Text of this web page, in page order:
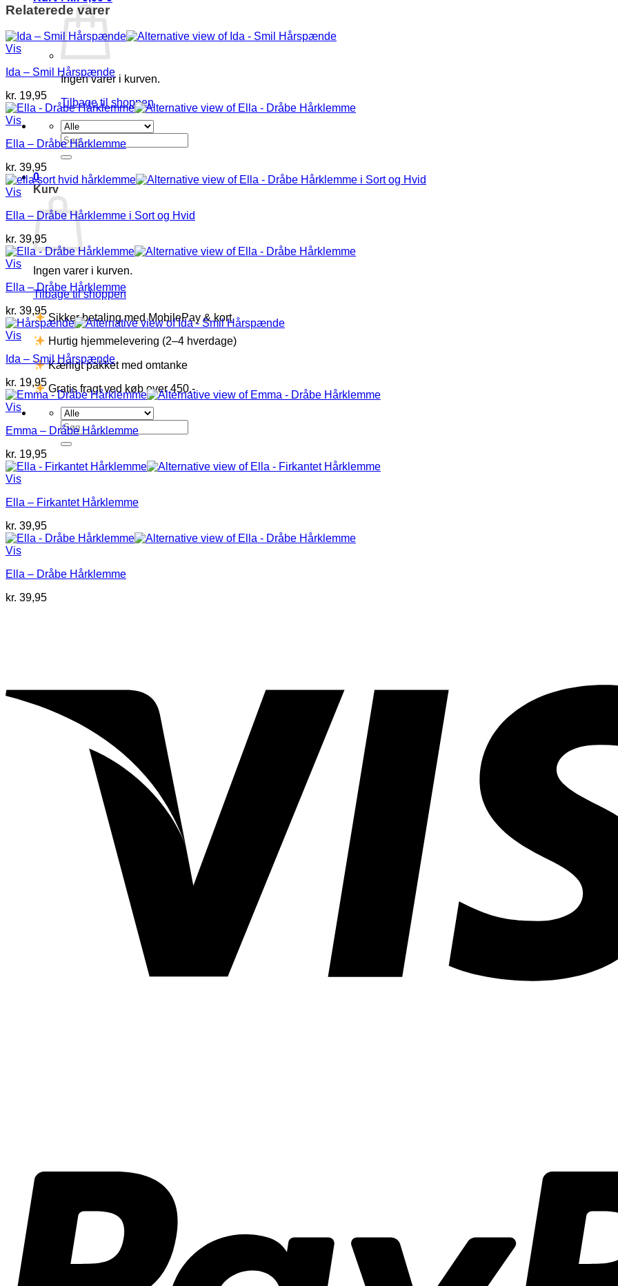
Ingen varer i kurven.
Tilbage til shoppen
Søg
efter:
0
Kurv
Ingen varer i kurven.
Tilbage til shoppen
Sikker betaling med MobilePay & kort
Hurtig hjemmelevering (2–4 hverdage)
Kærligt pakket med omtanke
Gratis fragt ved køb over 450,-
Søg
efter:
Relaterede varer
Vis
Ida – Smil Hårspænde
kr. 19,95
Vis
Ella – Dråbe Hårklemme
kr. 39,95
Vis
Ella – Dråbe Hårklemme i Sort og Hvid
kr. 39,95
Vis
Ella – Dråbe Hårklemme
kr. 39,95
Vis
Ida – Smil Hårspænde
kr. 19,95
Vis
Emma – Dråbe Hårklemme
kr. 19,95
Vis
Ella – Firkantet Hårklemme
kr. 39,95
Vis
Ella – Dråbe Hårklemme
kr. 39,95